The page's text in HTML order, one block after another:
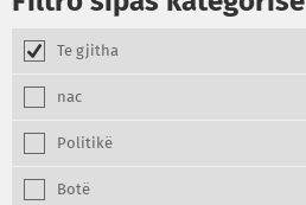
Te gjitha
nac
Politikë
Botë